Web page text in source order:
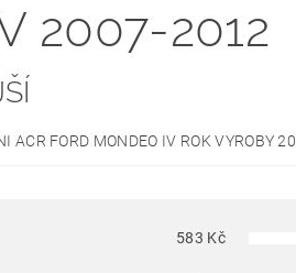
2007-2012
ACR­ FORD MONDEO IV ROK VYROBY
583 Kč